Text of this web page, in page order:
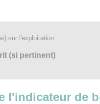
sur l'exploitation
(si pertinent)
l'indicateur de